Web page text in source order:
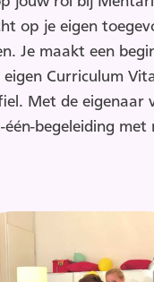
op je eigen
Je maakt een
Curriculum
Met de eigenaar
één-begeleiding met